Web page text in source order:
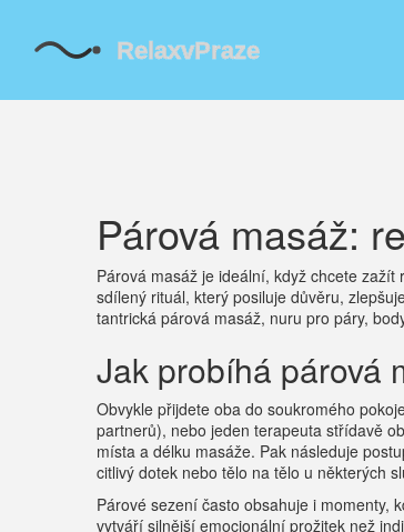
Párová masáž:
Párová masáž je ideální, když chcete
sdílený rituál, který posiluje důvěru,
tantrická párová masáž, nuru pro páry,
Jak probíhá párová
Obvykle přijdete oba do soukromého
partnerů), nebo jeden terapeuta střídavě
místa a délku masáže. Pak následuje
citlivý dotek nebo tělo na tělo u některých
Párové sezení často obsahuje i momenty,
vytváří silnější emocionální prožitek než